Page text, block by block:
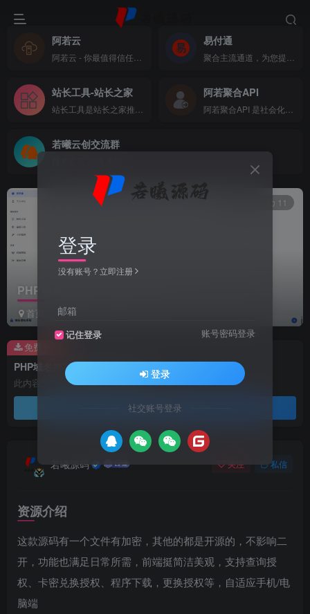
阿若云 易付通
站长工具-站长之家 阿若聚合API
若曦云创交流群
PHP域名授权验证系统开源版 v1.2
首页 精品源码
11
PHP域名授权验证系统开源版 v1.2
此内容为免费资源，请登录后查看
登录查看
免费资源
若曦源码 关注 私信
资源介绍
这款源码有一个文件有加密，其他的都是开源的，不影响二
开，功能也满足日常所需，前端挺简洁美观，支持查询授
权、卡密兑换授权、程序下载，更换授权等，自适应手机/电
脑端
登录
没有账号？立即注册
邮箱
记住登录 账号密码登录
登录
社交账号登录